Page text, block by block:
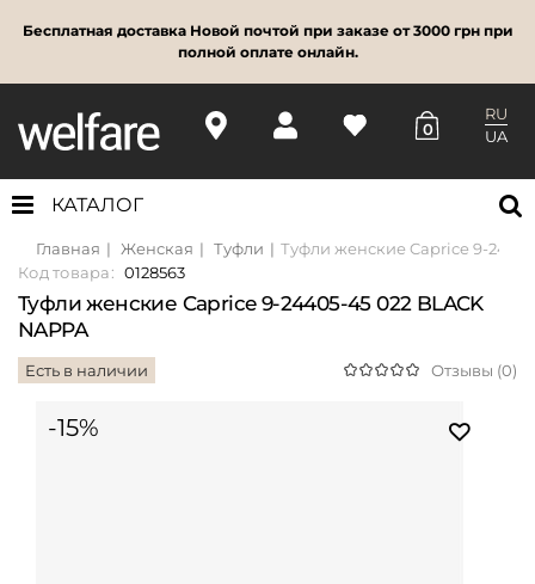
Бесплатная доставка Новой почтой при заказе от 3000 грн при
полной оплате онлайн.
0
RU
UA
КАТАЛОГ
Главная Женская Туфли
Туфли женские Caprice 9-
Код товара: 0128563
Туфли женские Caprice 9-24405-45 022 BLACK
NAPPA
Есть в наличии Отзывы (0)
-15%